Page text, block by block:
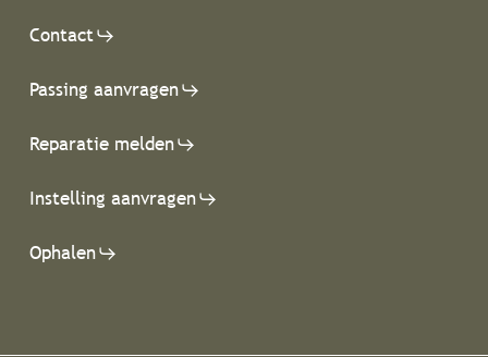
Contact
Passing aanvragen
Reparatie melden
Instelling aanvragen
Ophalen